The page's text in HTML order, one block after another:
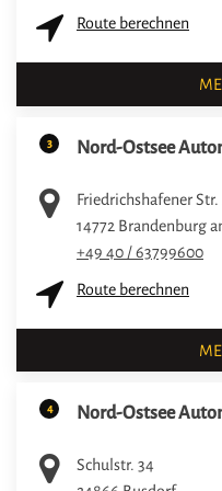
Route berechnen
3 Nord-Ostsee
Friedrichshafener Str.
14772 Brandenburg
+49 40 / 63799600
Route berechnen
4 Nord-Ostsee
Schulstr. 34